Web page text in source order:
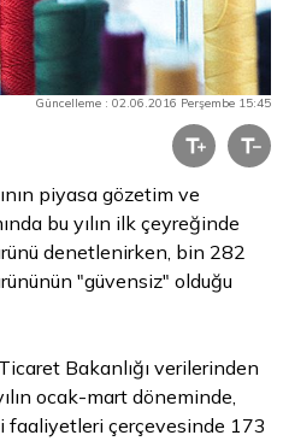
Güncelleme : 02.06.2016 Perşembe 15:45
piyasa gözetim ve
bu yılın ilk çeyreğinde
denetlenirken, bin 282
"güvensiz" olduğu
Bakanlığı verilerinden
ocak-mart döneminde,
çerçevesinde 173